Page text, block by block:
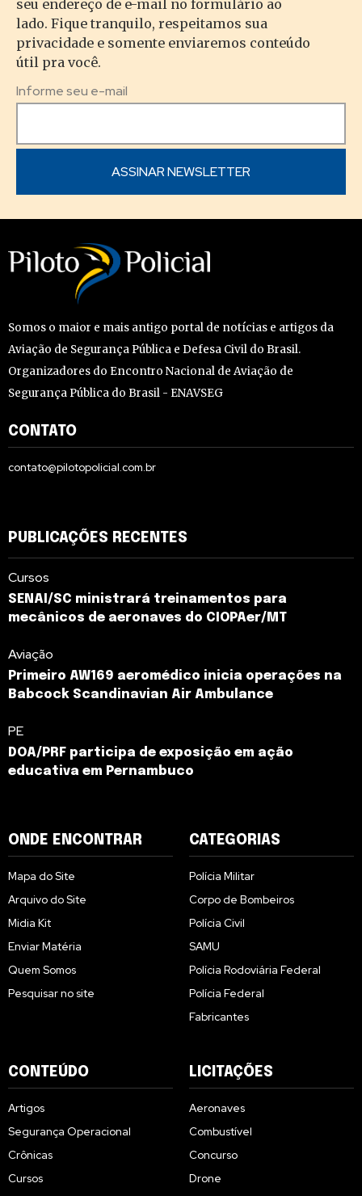
seu endereço de e-mail no formulário ao
lado. Fique tranquilo, respeitamos sua
privacidade e somente enviaremos conteúdo
útil pra você.
Informe seu e-mail
Somos o maior e mais antigo portal de notícias e artigos da
Aviação de Segurança Pública e Defesa Civil do Brasil.
Organizadores do Encontro Nacional de Aviação de
Segurança Pública do Brasil - ENAVSEG
CONTATO
contato@pilotopolicial.com.br
PUBLICAÇÕES RECENTES
Cursos
SENAI/SC ministrará treinamentos para
mecânicos de aeronaves do CIOPAer/MT
Aviação
Primeiro AW169 aeromédico inicia operações na
Babcock Scandinavian Air Ambulance
PE
DOA/PRF participa de exposição em ação
educativa em Pernambuco
ONDE ENCONTRAR
Mapa do Site
Arquivo do Site
Midia Kit
Enviar Matéria
Quem Somos
Pesquisar no site
CATEGORIAS
Polícia Militar
Corpo de Bombeiros
Polícia Civil
SAMU
Polícia Rodoviária Federal
Polícia Federal
Fabricantes
CONTEÚDO
Artigos
Segurança Operacional
Crônicas
Cursos
LICITAÇÕES
Aeronaves
Combustível
Concurso
Drone